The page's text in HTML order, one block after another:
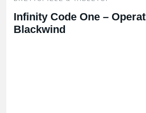
Infinity Code One –
Blackwind